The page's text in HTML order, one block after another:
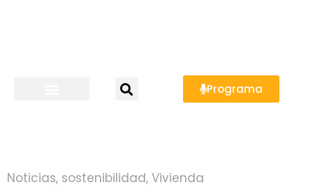
Programa
Noticias, sostenibilidad, Vivienda